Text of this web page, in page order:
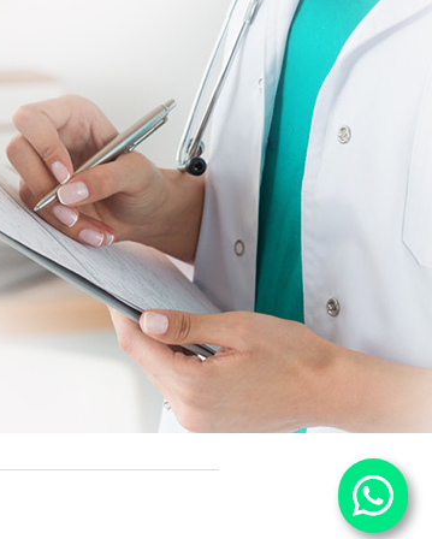
25 / OCT
Descoperă noul concept
Descoperă noul concept
CLINICA MULLER: TRUP ȘI
Echilibrează-ți viața fizic și
program creat specia...